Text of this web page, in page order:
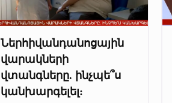
Ներհիվանդանոցային
վարակների
վտանգները. ինչպե՞ս
կանխարգելել: